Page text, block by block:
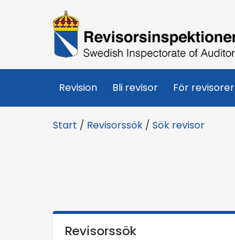
R
e
v
i
r
Revision Bli revisor För revisorer
Start / Revisorssök / Sök revisor
Revisorssök